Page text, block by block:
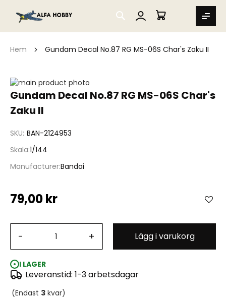
SEARCH
MIN VARUKORG
Hem Gundam Decal No.87 RG MS-06S Char's Zaku II
Gundam Decal No.87 RG MS-06S Char's
Zaku II
SKU BAN-2124953
Skala 1/144
ManufacturerBandai
79,00 kr
- + Lägg i varukorg
I LAGER
Leveranstid: 1-3 arbetsdagar
(Endast 3 kvar)
Hoppa
till
av
Gundam Decal No.87 RG MS-06S Char's Zaku II
Hoppa
början
bildgalleriet